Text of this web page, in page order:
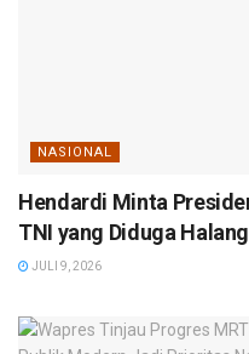
NASIONAL
Hendardi Minta
TNI yang Diduga
JULI 9, 2026